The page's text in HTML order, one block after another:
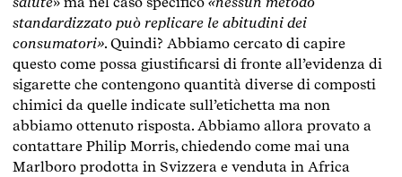
standardizzato può replicare le abitudini dei
consumatori». Quindi? Abbiamo cercato di capire
questo come possa giustificarsi di fronte all’evidenza di
sigarette che contengono quantità diverse di composti
chimici da quelle indicate sull’etichetta ma non
abbiamo ottenuto risposta. Abbiamo allora provato a
contattare Philip Morris, chiedendo come mai una
Marlboro prodotta in Svizzera e venduta in Africa